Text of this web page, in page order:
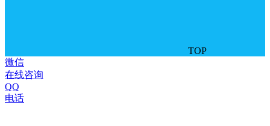
TOP
微信
在线咨询
QQ
电话